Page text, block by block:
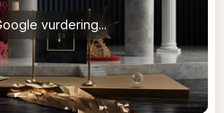
vurdering...